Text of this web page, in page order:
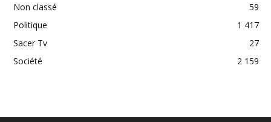
Non classé
59
Politique
1 417
Sacer Tv
27
Société
2 159